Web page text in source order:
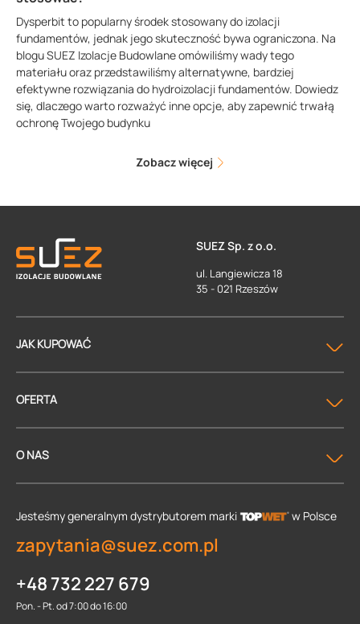
Dysperbit to popularny środek stosowany do izolacji
fundamentów, jednak jego skuteczność bywa ograniczona. Na
blogu SUEZ Izolacje Budowlane omówiliśmy wady tego
materiału oraz przedstawiliśmy alternatywne, bardziej
efektywne rozwiązania do hydroizolacji fundamentów. Dowiedz
się, dlaczego warto rozważyć inne opcje, aby zapewnić trwałą
ochronę Twojego budynku
Zobacz więcej
SUEZ Sp. z o.o.
ul. Langiewicza 18
35 - 021 Rzeszów
JAK KUPOWAĆ
OFERTA
O NAS
Jesteśmy generalnym dystrybutorem marki w Polsce
zapytania@suez.com.pl
+48 732 227 679
Pon. - Pt. od 7:00 do 16:00